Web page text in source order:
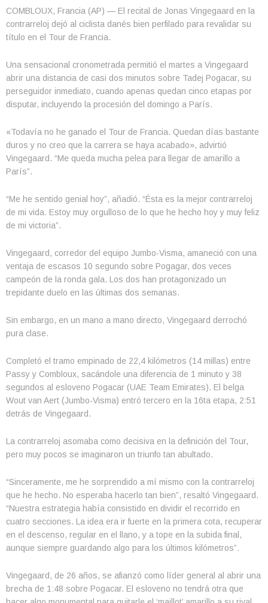
COMBLOUX, Francia (AP) — El recital de Jonas Vingegaard en la
contrarreloj dejó al ciclista danés bien perfilado para revalidar su
título en el Tour de Francia.
Una sensacional cronometrada permitió el martes a Vingegaard
abrir una distancia de casi dos minutos sobre Tadej Pogacar, su
perseguidor inmediato, cuando apenas quedan cinco etapas por
disputar, incluyendo la procesión del domingo a París.
«Todavía no he ganado el Tour de Francia. Quedan días bastante
duros y no creo que la carrera se haya acabado», advirtió
Vingegaard. “Me queda mucha pelea para llegar de amarillo a
París”.
“Me he sentido genial hoy”, añadió. “Ésta es la mejor contrarreloj
de mi vida. Estoy muy orgulloso de lo que he hecho hoy y muy feliz
de mi victoria”.
Vingegaard, corredor del equipo Jumbo-Visma, amaneció con una
ventaja de escasos 10 segundo sobre Pogagar, dos veces
campeón de la ronda gala. Los dos han protagonizado un
trepidante duelo en las últimas dos semanas.
Sin embargo, en un mano a mano directo, Vingegaard derrochó
pura clase.
Completó el tramo empinado de 22,4 kilómetros (14 millas) entre
Passy y Combloux, sacándole una diferencia de 1 minuto y 38
segundos al esloveno Pogacar (UAE Team Emirates). El belga
Wout van Aert (Jumbo-Visma) entró tercero en la 16ta etapa, 2:51
detrás de Vingegaard.
La contrarreloj asomaba como decisiva en la definición del Tour,
pero muy pocos se imaginaron un triunfo tan abultado.
“Sinceramente, me he sorprendido a mí mismo con la contrarreloj
que he hecho. No esperaba hacerlo tan bien”, resaltó Vingegaard.
“Nuestra estrategia había consistido en dividir el recorrido en
cuatro secciones. La idea era ir fuerte en la primera cota, recuperar
en el descenso, regular en el llano, y a tope en la subida final,
aunque siempre guardando algo para los últimos kilómetros”.
Vingegaard, de 26 años, se afianzó como líder general al abrir una
brecha de 1:48 sobre Pogacar. El esloveno no tendrá otra que